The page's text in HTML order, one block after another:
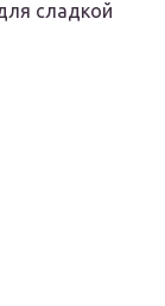
сладкой